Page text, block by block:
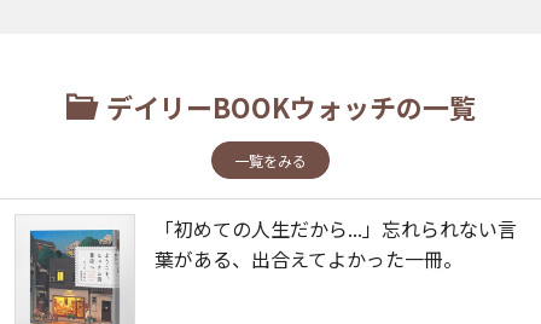
デイリーBOOKウォッチの一覧
一覧をみる
「初めての人生だから...」忘れられない言
葉がある、出合えてよかった一冊。